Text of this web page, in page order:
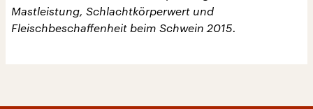
Mastleistung, Schlachtkörperwert und
Fleischbeschaffenheit beim Schwein 2015.